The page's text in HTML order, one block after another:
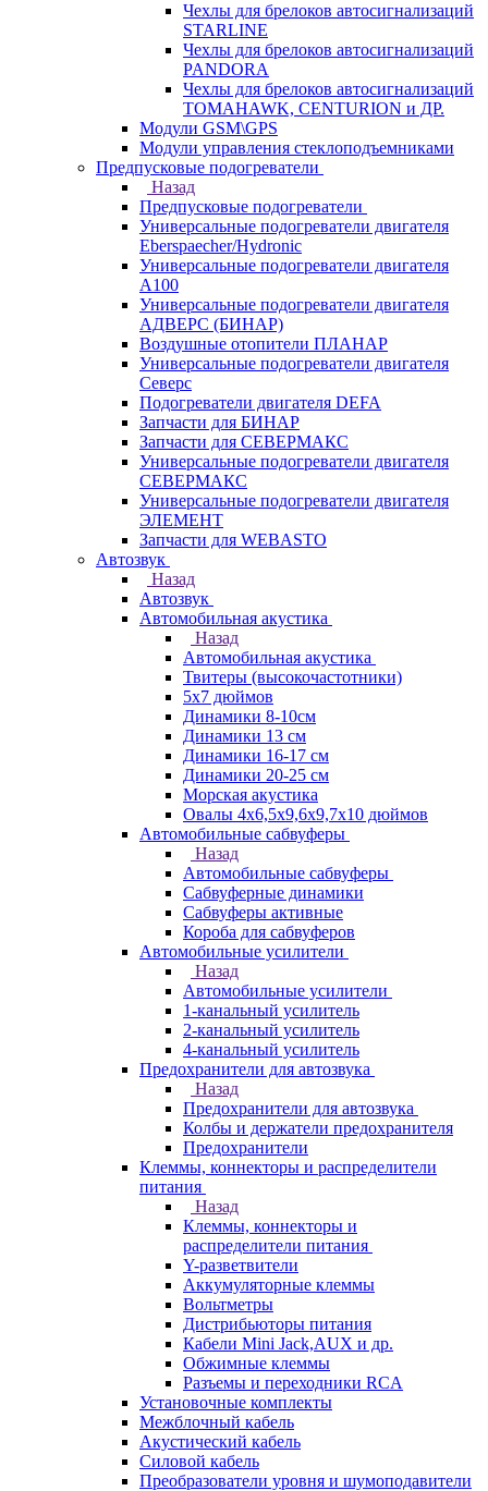
Чехлы для брелоков автосигнализаций
STARLINE
Чехлы для брелоков автосигнализаций
PANDORA
Чехлы для брелоков автосигнализаций
TOMAHAWK, CENTURION и ДР.
Модули GSM\GPS
Модули управления стеклоподъемниками
Предпусковые подогреватели
Назад
Предпусковые подогреватели
Универсальные подогреватели двигателя
Eberspaecher/Hydronic
Универсальные подогреватели двигателя
A100
Универсальные подогреватели двигателя
АДВЕРС (БИНАР)
Воздушные отопители ПЛАНАР
Универсальные подогреватели двигателя
Северс
Подогреватели двигателя DEFA
Запчасти для БИНАР
Запчасти для СЕВЕРМАКС
Универсальные подогреватели двигателя
СЕВЕРМАКС
Универсальные подогреватели двигателя
ЭЛЕМЕНТ
Запчасти для WEBASTO
Автозвук
Назад
Автозвук
Автомобильная акустика
Назад
Автомобильная акустика
Твитеры (высокочастотники)
5x7 дюймов
Динамики 8-10см
Динамики 13 см
Динамики 16-17 см
Динамики 20-25 см
Морская акустика
Овалы 4х6,5х9,6x9,7х10 дюймов
Автомобильные сабвуферы
Назад
Автомобильные сабвуферы
Сабвуферные динамики
Сабвуферы активные
Короба для сабвуферов
Автомобильные усилители
Назад
Автомобильные усилители
1-канальный усилитель
2-канальный усилитель
4-канальный усилитель
Предохранители для автозвука
Назад
Предохранители для автозвука
Колбы и держатели предохранителя
Предохранители
Клеммы, коннекторы и распределители
питания
Назад
Клеммы, коннекторы и
распределители питания
Y-разветвители
Аккумуляторные клеммы
Вольтметры
Дистрибьюторы питания
Кабели Mini Jack,AUX и др.
Обжимные клеммы
Разъемы и переходники RCA
Установочные комплекты
Межблочный кабель
Акустический кабель
Силовой кабель
Преобразователи уровня и шумоподавители